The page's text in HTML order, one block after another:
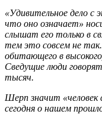
«Удивительное дело с
что оно означает»
слышат его только в
тем это совсем не
обитающего в
Сведущие люди
тысяч.
Шерп значит «человек
сегодня о нашем